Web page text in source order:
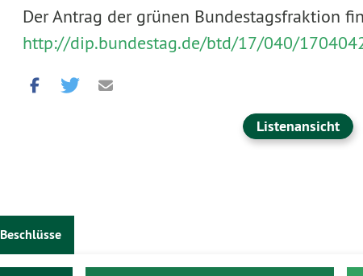
Der Antrag der grünen Bundestagsfraktion
http://dip.bundestag.de/btd/17/040/
Listenansicht
Beschlüsse